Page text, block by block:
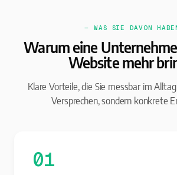
— WAS SIE DAVON
Warum eine
Website mehr
Klare Vorteile, die Sie messbar im
Versprechen, sondern konkrete
01